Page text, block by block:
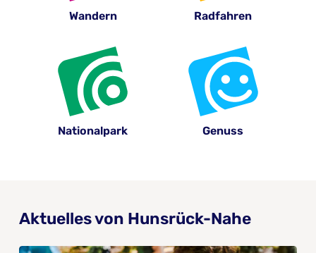
Wandern Radfahren
Nationalpark Genuss
Aktuelles von Hunsrück-Nahe